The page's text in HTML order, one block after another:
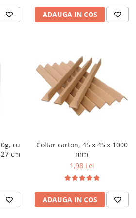
ADAUGA IN COS
cu
cm
Coltar carton, 45 x 45 x 1000
mm
1,98 Lei
ADAUGA IN COS